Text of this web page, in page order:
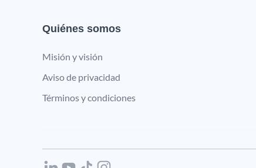
Quiénes somos
Misión y visión
Aviso de privacidad
Términos y condiciones